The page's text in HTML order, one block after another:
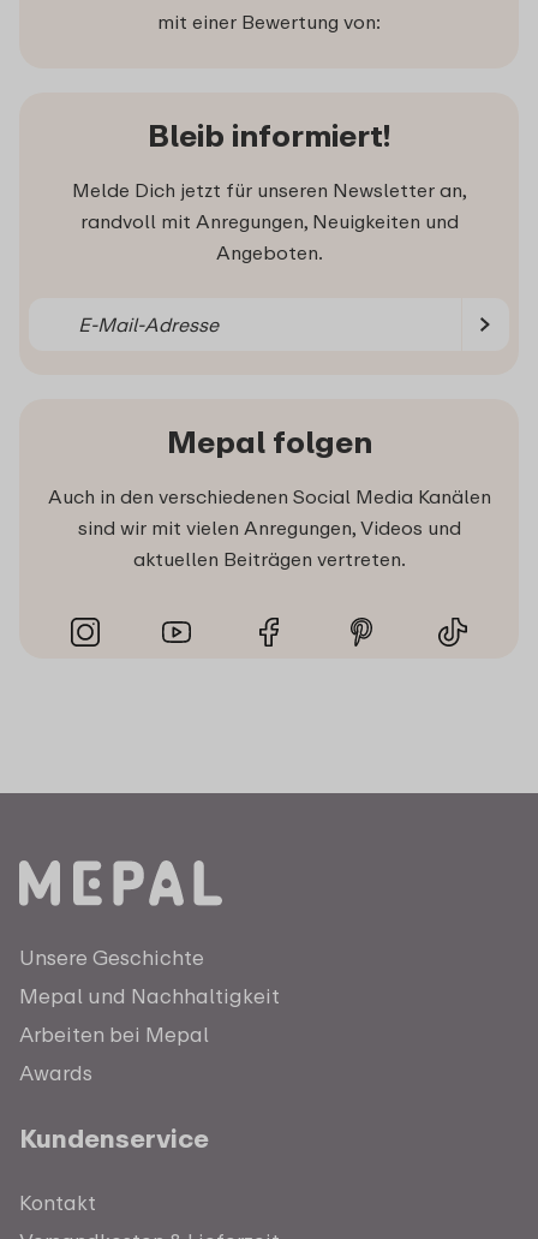
mit einer Bewertung von:
Bleib informiert!
Melde Dich jetzt für unseren Newsletter an,
randvoll mit Anregungen, Neuigkeiten und
Angeboten.
Mepal folgen
Auch in den verschiedenen Social Media Kanälen
sind wir mit vielen Anregungen, Videos und
aktuellen Beiträgen vertreten.
Unsere Geschichte
Mepal und Nachhaltigkeit
Arbeiten bei Mepal
Awards
Kundenservice
Kontakt